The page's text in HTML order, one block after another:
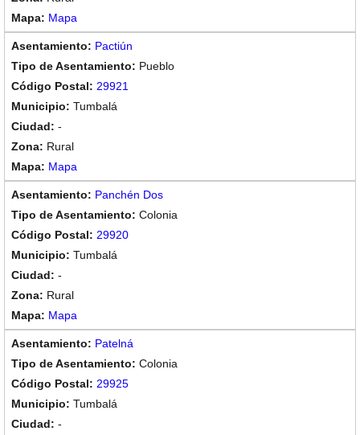
Mapa
Pactiún
Pueblo
29921
Tumbalá
-
Rural
Mapa
Panchén Dos
Colonia
29920
Tumbalá
-
Rural
Mapa
Patelná
Colonia
29925
Tumbalá
-